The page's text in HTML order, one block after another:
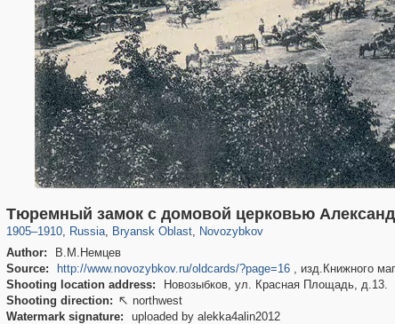
Тюремный замок с домовой церковью
1905–1910, Russia
1,405,796 29,243
, Bryansk Oblast
1,594 53
, Novozybkov
42
Author:
В.М.Немцев
Source:
http://www.novozybkov.ru/oldcards/?page=16, изд.Книжного
Shooting location address:
Новозыбков, ул. Красная Площадь, д.13.
Shooting direction:  northwest
Watermark signature:
uploaded by alekka4alin2012